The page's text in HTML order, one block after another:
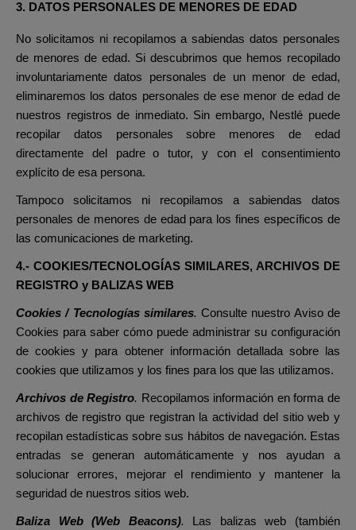
3. DATOS PERSONALES DE MENORES DE EDAD
No solicitamos ni recopilamos a sabiendas datos personales
de menores de edad. Si descubrimos que hemos recopilado
involuntariamente datos personales de un menor de edad,
eliminaremos los datos personales de ese menor de edad de
nuestros registros de inmediato. Sin embargo, Nestlé puede
recopilar datos personales sobre menores de edad
directamente del padre
o tutor, y con el consentimiento
explícito de esa persona.
Tampoco solicitamos ni recopilamos a sabiendas datos
personales de menores de edad para los fines específicos de
las comunicaciones de marketing.
4.- COOKIES/TECNOLOGÍAS SIMILARES, ARCHIVOS DE
REGISTRO y BALIZAS WEB
Cookies / Tecnologías similares. Consulte nuestro Aviso de
Cookies para saber cómo puede administrar su configuración
de cookies y para obtener información detallada sobre las
cookies que utilizamos y los fines para los que las utilizamos.
Archivos de Registro. Recopilamos información en forma de
archivos de registro que registran la actividad del sitio web y
recopilan estadísticas sobre sus hábitos de navegación. Estas
entradas se generan automáticamente y nos ayudan a
solucionar errores, mejorar el rendimiento y mantener la
seguridad de nuestros sitios web.
Baliza Web (Web Beacons). Las balizas web (también